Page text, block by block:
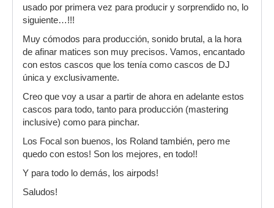
usado por primera vez para producir y sorprendido no, lo
siguiente…!!!
Muy cómodos para producción, sonido brutal, a la hora
de afinar matices son muy precisos. Vamos, encantado
con estos cascos que los tenía como cascos de DJ
única y exclusivamente.
Creo que voy a usar a partir de ahora en adelante estos
cascos para todo, tanto para producción (mastering
inclusive) como para pinchar.
Los Focal son buenos, los Roland también, pero me
quedo con estos! Son los mejores, en todo!!
Y para todo lo demás, los airpods!
Saludos!